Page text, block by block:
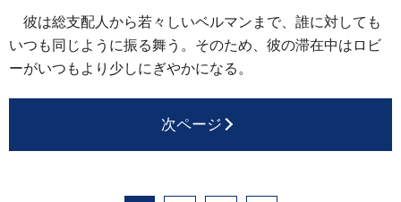
彼は総支配人から若々しいベルマンまで、誰に対しても
いつも同じように振る舞う。そのため、彼の滞在中はロビ
ーがいつもより少しにぎやかになる。
次ページ